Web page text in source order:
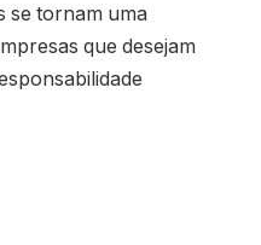
se tornam uma
que desejam